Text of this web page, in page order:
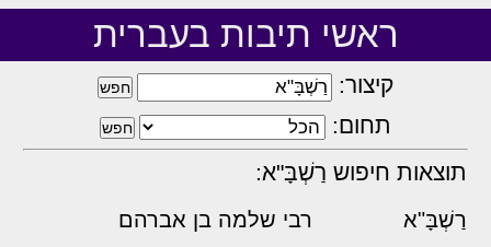
ראשי תיבות בעברית
קיצור:
תחום:
תוצאות חיפוש רַשְׁבָּ"א:
רַשְׁבָּ"א רבי שלמה בן אברהם